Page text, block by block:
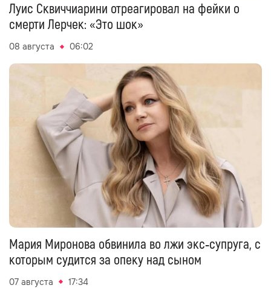
Луис Сквиччиарини отреагировал на фейки о
смерти Лерчек: «Это шок»
08 августа 06:02
Мария Миронова обвинила во лжи экс‑супруга, с
которым судится за опеку над сыном
07 августа 17:34